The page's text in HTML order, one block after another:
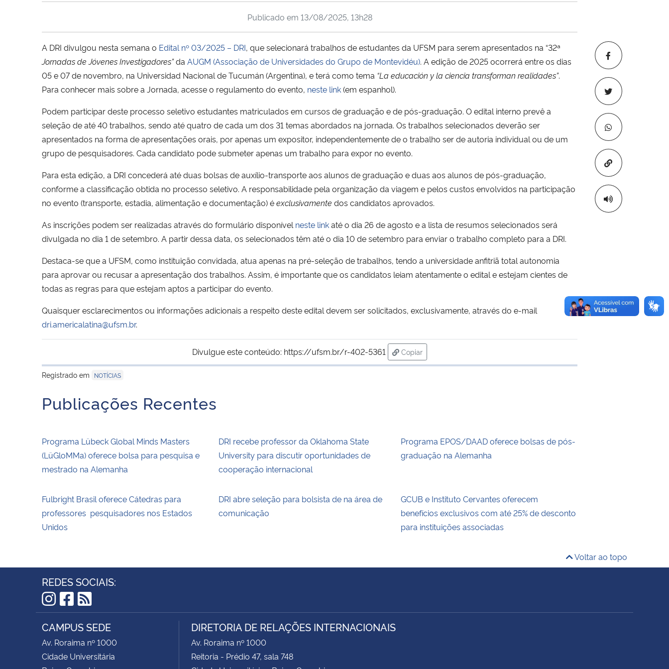
Copiar para
Publicado em 13/08/2025, 13h28
A DRI divulgou nesta semana o Edital nº 03/2025 – DRI, que selecionará trabalhos de estudantes da UFSM para serem apresentados na “32ª
Jornadas de Jóvenes Investigadores”da AUGM (Associação de Universidades do Grupo de Montevidéu). A edição de 2025 ocorrerá entre os dias
05 e 07 de novembro, na Universidad Nacional de Tucumán (Argentina), e terá como tema “La educación y la ciencia transforman realidades”.
Para conhecer mais sobre a Jornada, acesse o regulamento do evento, neste link(em espanhol).
Podem participar deste processo seletivo estudantes matriculados em cursos de graduação e de pós-graduação. O edital interno prevê a
seleção de até 40 trabalhos, sendo até quatro de cada um dos 31 temas abordados na jornada. Os trabalhos selecionados deverão ser
apresentados na forma de apresentações orais, por apenas um expositor, independentemente de o trabalho ser de autoria individual ou de um
grupo de pesquisadores. Cada candidato pode submeter apenas um trabalho para expor no evento.
Para esta edição, a DRI concederá até duas bolsas de auxílio-transporte aos alunos de graduação e duas aos alunos de pós-graduação,
conforme a classificação obtida no processo seletivo. A responsabilidade pela organização da viagem e pelos custos envolvidos na participação
no evento (transporte, estadia, alimentação e documentação) éexclusivamente dos candidatos aprovados.
As inscrições podem ser realizadas através do formulário disponível neste linkaté o dia 26 de agosto e a lista de resumos selecionados será
divulgada no dia 1 de setembro. A partir dessa data, os selecionados têm até o dia 10 de setembro para enviar o trabalho completo para a DRI.
Destaca-se que a UFSM, como instituição convidada, atua apenas na pré-seleção de trabalhos, tendo a universidade anfitriã total autonomia
para aprovar ou recusar a apresentação dos trabalhos. Assim, é importante que os candidatos leiam atentamente o edital e estejam cientes de
todas as regras para que estejam aptos a participar do evento.
Quaisquer esclarecimentos ou informações adicionais a respeito deste edital devem ser solicitados, exclusivamente, através do e-mail
dri.americalatina@ufsm.br.
Divulgue este conteúdo: https://ufsm.br/r-402-5361
Copiar
para área de transferência
Registrado em
NOTÍCIAS
Publicações Recentes
Programa Lübeck Global Minds Masters
(LüGloMMa) oferece bolsa para pesquisa e
mestrado na Alemanha
DRI recebe professor da Oklahoma State
University para discutir oportunidades de
cooperação internacional
Programa EPOS/DAAD oferece bolsas de pós-
graduação na Alemanha
Fulbright Brasil oferece Cátedras para
professores pesquisadores nos Estados
Unidos
DRI abre seleção para bolsista de na área de
comunicação
GCUB e Instituto Cervantes oferecem
benefícios exclusivos com até 25% de desconto
para instituições associadas
Voltar ao topo
REDES SOCIAIS:
Instagram
Facebook
RSS
CAMPUS SEDE
Av. Roraima nº 1000
Cidade Universitária
DIRETORIA DE RELAÇÕES INTERNACIONAIS
Av. Roraima nº 1000
Reitoria - Prédio 47, sala 748